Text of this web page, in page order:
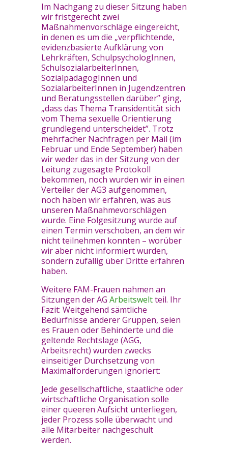
Im Nachgang zu dieser Sitzung haben
wir fristgerecht zwei
Maßnahmenvorschläge eingereicht,
in denen es um die „verpflichtende,
evidenzbasierte Aufklärung von
Lehrkräften, SchulpsychologInnen,
SchulsozialarbeiterInnen,
SozialpädagogInnen und
SozialarbeiterInnen in Jugendzentren
und Beratungsstellen darüber” ging,
„dass das Thema Transidentität sich
vom Thema sexuelle Orientierung
grundlegend unterscheidet”. Trotz
mehrfacher Nachfragen per Mail (im
Februar und Ende September) haben
wir weder das in der Sitzung von der
Leitung zugesagte Protokoll
bekommen, noch wurden wir in einen
Verteiler der AG3 aufgenommen,
noch haben wir erfahren, was aus
unseren Maßnahmevorschlägen
wurde. Eine Folgesitzung wurde auf
einen Termin verschoben, an dem wir
nicht teilnehmen konnten – worüber
wir aber nicht informiert wurden,
sondern zufällig über Dritte erfahren
haben.
Weitere FAM-Frauen nahmen an
Sitzungen der AG Arbeitsweltteil. Ihr
Fazit: Weitgehend sämtliche
Bedürfnisse anderer Gruppen, seien
es Frauen oder Behinderte und die
geltende Rechtslage (AGG,
Arbeitsrecht) wurden zwecks
einseitiger Durchsetzung von
Maximalforderungen ignoriert:
Jede gesellschaftliche, staatliche oder
wirtschaftliche Organisation solle
einer queeren Aufsicht unterliegen,
jeder Prozess solle überwacht und
alle Mitarbeiter nachgeschult
werden.